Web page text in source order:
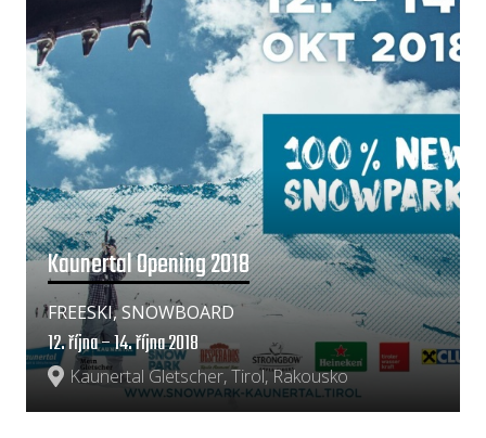
Kaunertal Opening 2018
Kaunertal Gletscher, Tirol, Rakousko
12. října – 14. října 2018
FREESKI, SNOWBOARD